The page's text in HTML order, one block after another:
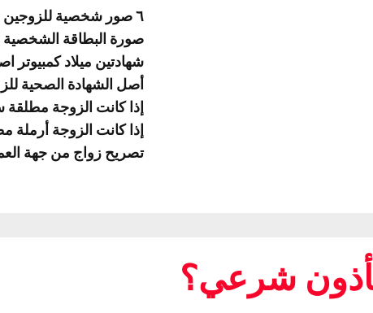
٦ صور شخصية للزوجين
صورة البطاقة الشخصية
شهادتين ميلاد كمبيوتر
أصل الشهادة الصحية
إذا كانت الزوجة
إذا كانت الزوجة
تصريح زواج من جهة
شرعي؟